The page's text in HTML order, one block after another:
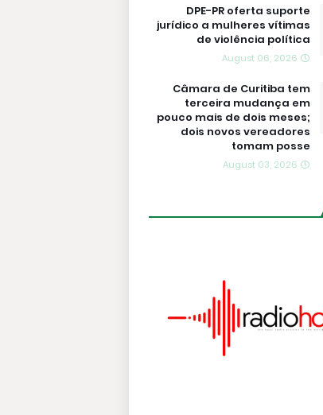
DPE-PR oferta suporte
jurídico a mulheres vítimas
de violência política
August 06, 2026
Câmara de Curitiba tem
terceira mudança em
pouco mais de dois meses;
dois novos vereadores
tomam posse
August 03, 2026